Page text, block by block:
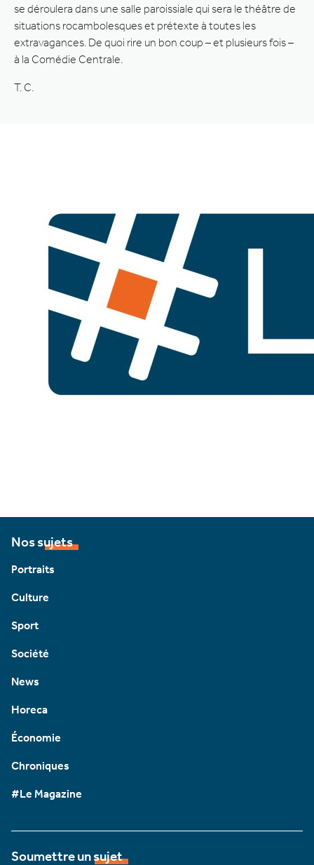
se déroulera dans une salle paroissiale qui sera le théâtre de
situations rocambolesques et prétexte à toutes les
extravagances. De quoi rire un bon coup – et plusieurs fois –
à la Comédie Centrale.
T. C.
Nos sujets
Portraits
Culture
Sport
Société
News
Horeca
Économie
Chroniques
#Le Magazine
Soumettre un sujet